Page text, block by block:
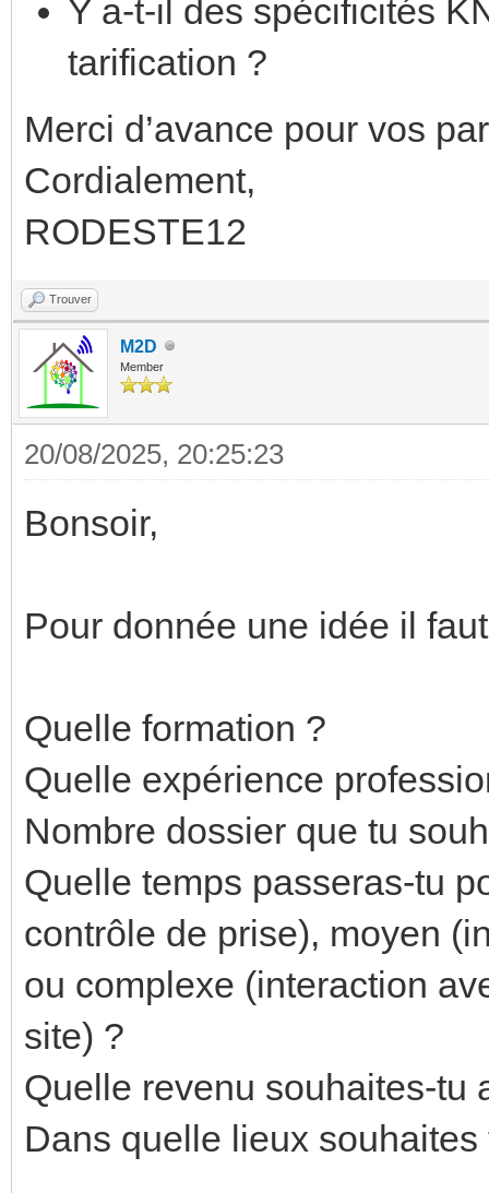
Y a-t-il des spécificités
tarification ?
Merci d’avance pour vos
Cordialement,
RODESTE12
Trouver
M2D
Member
20/08/2025, 20:25:23
Bonsoir,
Pour donnée une idée il
Quelle formation ?
Quelle expérience
Nombre dossier que tu
Quelle temps passeras-tu
contrôle de prise), moyen
ou complexe (interaction
site) ?
Quelle revenu souhaites-tu
Dans quelle lieux